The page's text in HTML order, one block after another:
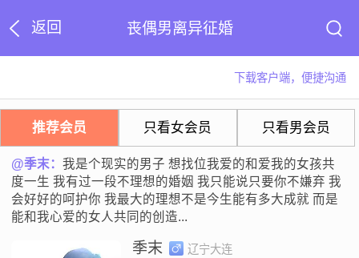
返回 丧偶男离异征婚
下载客户端，便捷沟通
推荐会员 只看女会员 只看男会员
@季末：我是个现实的男子 想找位我爱的和爱我的女孩共
度一生 我有过一段不理想的婚姻 我只能说只要你不嫌弃 我
会好好的呵护你 我最大的理想不是今生能有多大成就 而是
能和我心爱的女人共同的创造...
季末
辽宁大连